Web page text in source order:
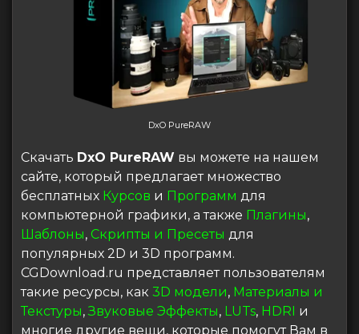
DxO PureRAW
Скачать DxO PureRAW вы можете на нашем
сайте, который предлагает множество
бесплатных Курсов и Программ для
компьютерной графики, а также Плагины,
Шаблоны, Скрипты и Пресеты для
популярных 2D и 3D программ.
CGDownload.ru представляет пользователям
такие ресурсы, как 3D модели, Материалы и
Текстуры,Звуковые Эффекты, LUTs, HDRI и
многие другие вещи, которые помогут Вам в